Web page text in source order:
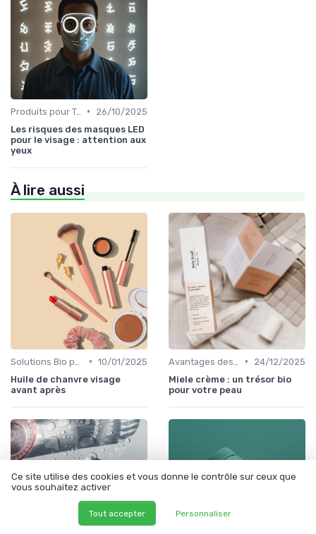
Produits pour Types de Peau •
26/10/2025
Les risques des masques LED
pour le visage : attention aux
yeux
À lire aussi
• 10/01/2025
Huile de chanvre visage
avant après
•
24/12/2025
Miele crème : un trésor bio
pour votre peau
Ce site utilise des cookies et vous donne le contrôle sur ceux que
vous souhaitez activer
Tout accepter Personnaliser